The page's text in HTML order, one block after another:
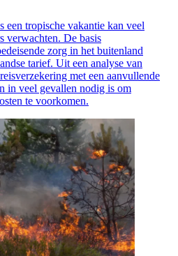
een tropische vakantie kan veel
verwachten. De basis
zorg in het buitenland
tarief. Uit een analyse van
met een aanvullende
in veel gevallen nodig is om
te voorkomen.